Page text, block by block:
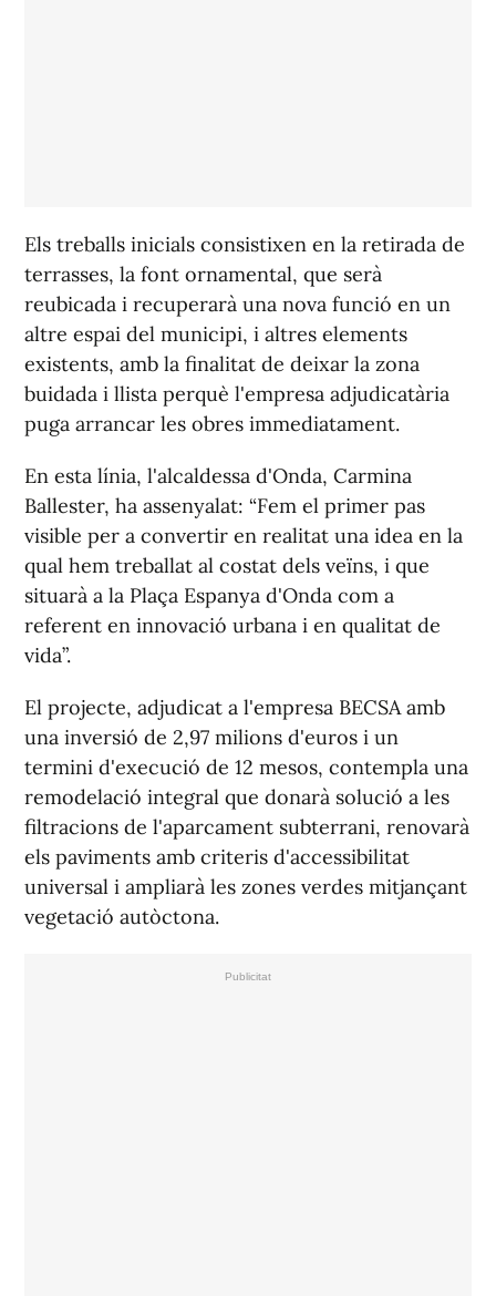
Els treballs inicials consistixen en la retirada de
terrasses, la font ornamental, que serà
reubicada i recuperarà una nova funció en un
altre espai del municipi, i altres elements
existents, amb la finalitat de deixar la zona
buidada i llista perquè l'empresa adjudicatària
puga arrancar les obres immediatament.
En esta línia, l'alcaldessa d'Onda, Carmina
Ballester, ha assenyalat: “Fem el primer pas
visible per a convertir en realitat una idea en la
qual hem treballat al costat dels veïns, i que
situarà a la Plaça Espanya d'Onda com a
referent en innovació urbana i en qualitat de
vida”.
El projecte, adjudicat a l'empresa BECSA amb
una inversió de 2,97 milions d'euros i un
termini d'execució de 12 mesos, contempla una
remodelació integral que donarà solució a les
filtracions de l'aparcament subterrani, renovarà
els paviments amb criteris d'accessibilitat
universal i ampliarà les zones verdes mitjançant
vegetació autòctona.